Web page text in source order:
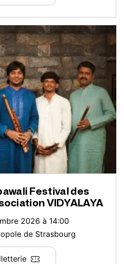
Festival des
VIDYALAYA
2026 à 14:00
de Strasbourg